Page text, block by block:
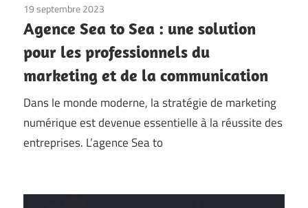
19 septembre 2023
Agence Sea to Sea : une solution
pour les professionnels du
marketing et de la communication
Dans le monde moderne, la stratégie de marketing
numérique est devenue essentielle à la réussite des
entreprises. L’agence Sea to